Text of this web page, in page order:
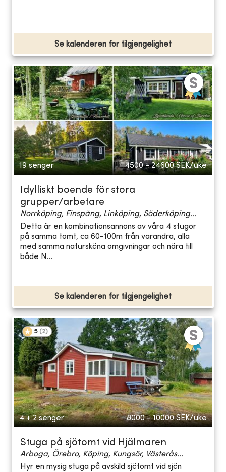
Se kalenderen for tilgjengelighet
19 senger 4500 - 24600 SEK/uke
Idylliskt boende för stora
grupper/arbetare
Norrköping, Finspång, Linköping, Söderköping...
Detta är en kombinationsannons av våra 4 stugor
på samma tomt, ca 60-100m från varandra, alla
med samma natursköna omgivningar och nära till
både N...
Se kalenderen for tilgjengelighet
5 (2)
4 + 2 senger 8000 - 10000 SEK/uke
Stuga på sjötomt vid Hjälmaren
Arboga, Örebro, Köping, Kungsör, Västerås...
Hyr en mysig stuga på avskild sjötomt vid sjön